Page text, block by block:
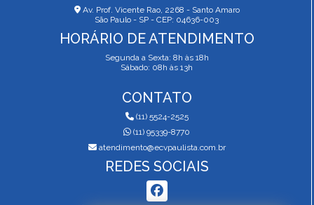
Av. Prof. Vicente Rao, 2268 - Santo Amaro
São Paulo - SP - CEP: 04636-003
HORÁRIO DE ATENDIMENTO
Segunda a Sexta: 8h às 18h
Sábado: 08h às 13h
CONTATO
(11) 5524-2525
(11) 95339-8770
atendimento@ecvpaulista.com.br
REDES SOCIAIS